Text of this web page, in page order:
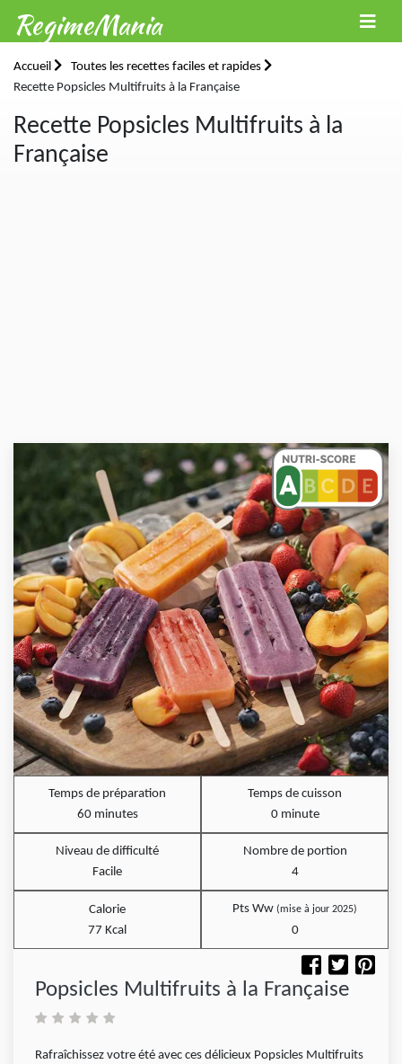
RegimeMania
Accueil
Toutes les recettes faciles et rapides
Recette Popsicles Multifruits à la Française
Recette Popsicles Multifruits à la
Française
Temps de préparation
60 minutes
Temps de cuisson
0 minute
Niveau de difficulté
Facile
Nombre de portion
4
Calorie
77 Kcal
Pts Ww (mise à jour 2025)
0
Popsicles Multifruits à la Française
Rafraîchissez votre été avec ces délicieux Popsicles Multifruits